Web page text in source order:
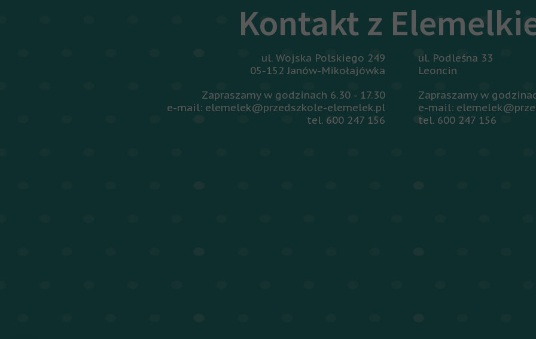
ul. Podleśna 33
Leoncin
Zapraszamy w
e-mail:
tel. 600 247 156
ul. Wojska Polskiego 249
05-152 Janów-Mikołajówka
Zapraszamy w godzinach 6.30 - 17.30
e-mail: elemelek@przedszkole-elemelek.pl
tel. 600 247 156
Kontakt z